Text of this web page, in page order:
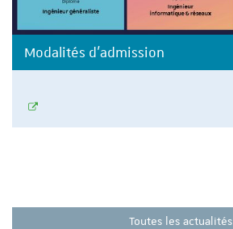
Modalités d'admission
Toutes les actualités